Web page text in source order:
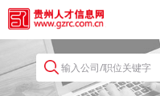
输入公司/职位关键字